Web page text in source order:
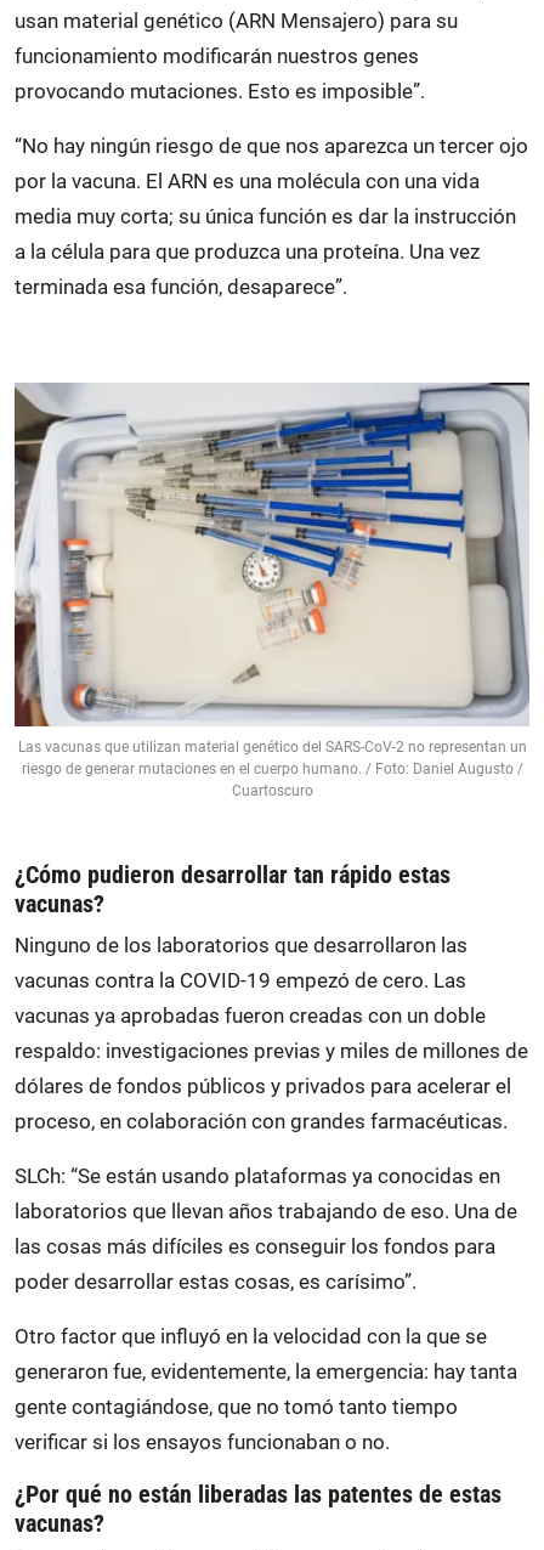
usan material genético (ARN Mensajero) para su
funcionamiento modificarán nuestros genes
provocando mutaciones. Esto es imposible”.
“No hay ningún riesgo de que nos aparezca un tercer ojo
por la vacuna. El ARN es una molécula con una vida
media muy corta; su única función es dar la instrucción
a la célula para que produzca una proteína. Una vez
terminada esa función, desaparece”.
Las vacunas que utilizan material genético del SARS-CoV-2 no representan un
riesgo de generar mutaciones en el cuerpo humano. / Foto: Daniel Augusto /
Cuartoscuro
¿Cómo pudieron desarrollar tan rápido estas
vacunas?
Ninguno de los laboratorios que desarrollaron las
vacunas contra la COVID-19 empezó de cero. Las
vacunas ya aprobadas fueron creadas con un doble
respaldo: investigaciones previas y miles de millones de
dólares de fondos públicos y privados para acelerar el
proceso, en colaboración con grandes farmacéuticas.
SLCh: “Se están usando plataformas ya conocidas en
laboratorios que llevan años trabajando de eso. Una de
las cosas más difíciles es conseguir los fondos para
poder desarrollar estas cosas, es carísimo”.
Otro factor que influyó en la velocidad con la que se
generaron fue, evidentemente, la emergencia: hay tanta
gente contagiándose, que no tomó tanto tiempo
verificar si los ensayos funcionaban o no.
¿Por qué no están liberadas las patentes de estas
vacunas?